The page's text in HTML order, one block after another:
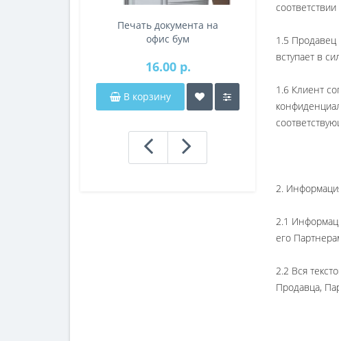
Печать документа на
офис бум
А4
16.00 р.
В корзину
офисной
В корзину
1.5
вступает в
1.6 Клиент
2.
2.1
его
2.2 Вся
Продавца,